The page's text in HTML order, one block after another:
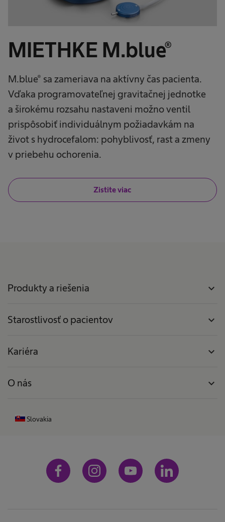
MIETHKE M.blue®
M.blue® sa zameriava na aktívny čas pacienta.
Vďaka programovateľnej gravitačnej jednotke
a širokému rozsahu nastaveni možno ventil
prispôsobiť individuálnym požiadavkám na
život s hydrocefalom: pohyblivosť, rast a zmeny
v priebehu ochorenia.
Zistite viac
Produkty a riešenia expand_more
Starostlivosť o pacientov expand_more
Kariéra expand_more
O nás expand_more
Slovakia